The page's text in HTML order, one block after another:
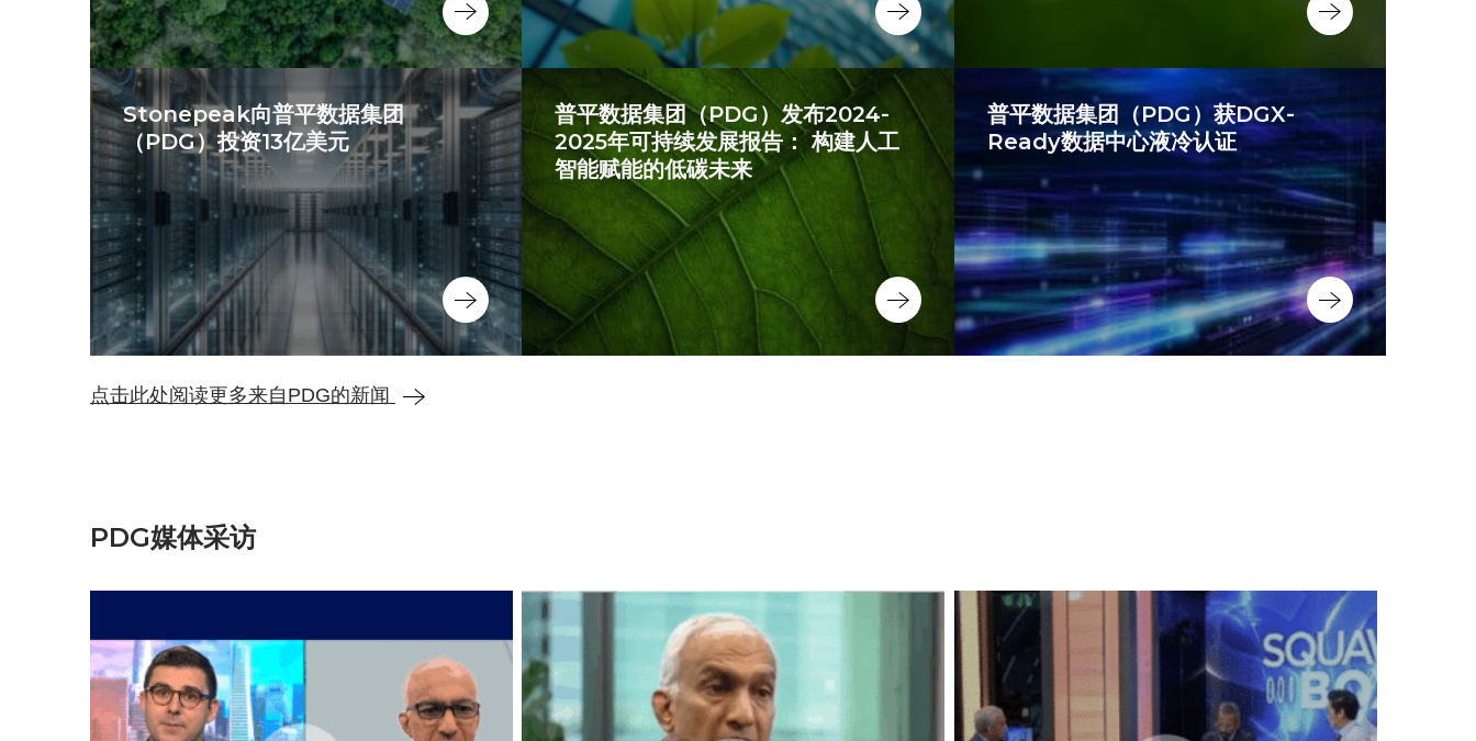
Stonepeak向普平数据集团
（PDG）投资13亿美元
普平数据集团（PDG）发布2024-
2025年可持续发展报告： 构建人工
智能赋能的低碳未来
普平数据集团（PDG）获DGX-
Ready数据中心液冷认证
点击此处阅读更多来自PDG的新闻
PDG媒体采访